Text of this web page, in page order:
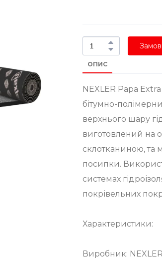
ОПИС
NEXLER Papa
бітумно-
верхнього шару
виготовлений на
склотканиною, та
посипки.
системах
покрівельних
Характеристики:
Виробник: